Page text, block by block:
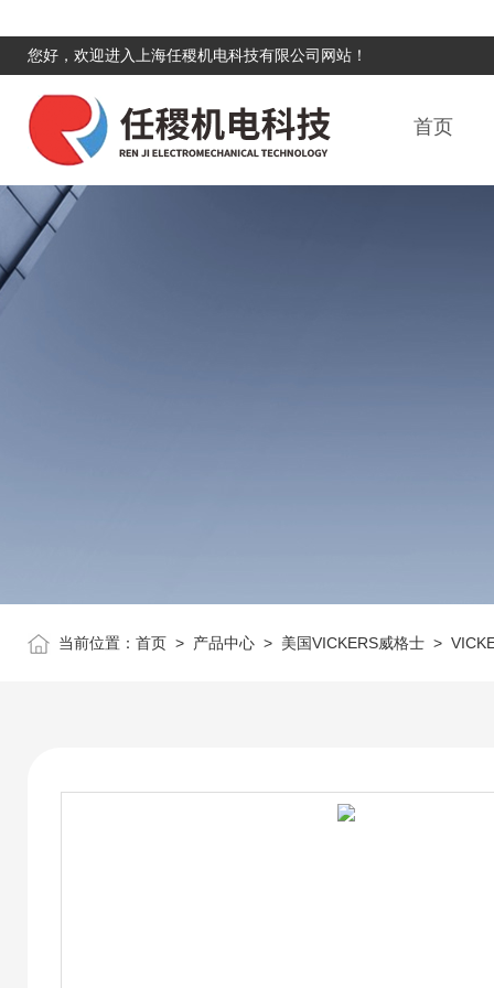
您好，欢迎进入上海任稷机电科技有限公司网站！
首页
当前位置： 首页 > 产品中心 > 美国VICKERS威格士 >